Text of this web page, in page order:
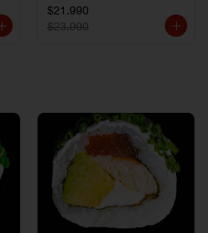
$21.990
$23.990